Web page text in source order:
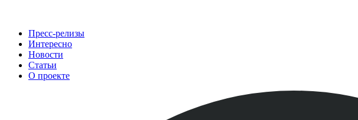
Пресс-релизы
Интересно
Новости
Статьи
О проекте